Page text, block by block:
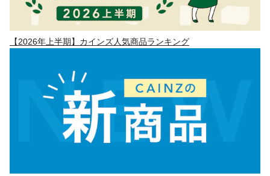
【2026年上半期】カインズ人気商品ランキング